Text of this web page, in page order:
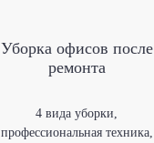
Уборка офисов после
ремонта
4 вида уборки,
профессиональная техника,